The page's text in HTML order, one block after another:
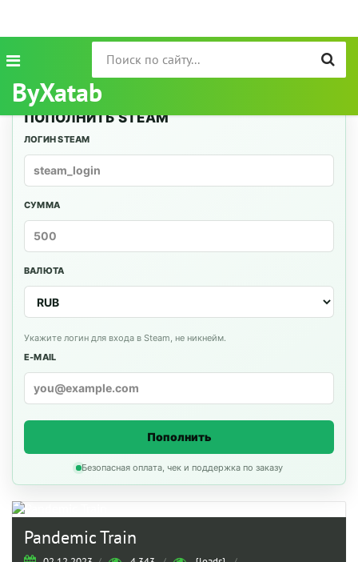
ByXatab
ПОПОЛНИТЬ STEAM
ЛОГИН STEAM
СУММА
ВАЛЮТА
Укажите логин для входа в Steam, не никнейм.
E-MAIL
Пополнить
Безопасная оплата, чек и поддержка по заказу
Pandemic Train